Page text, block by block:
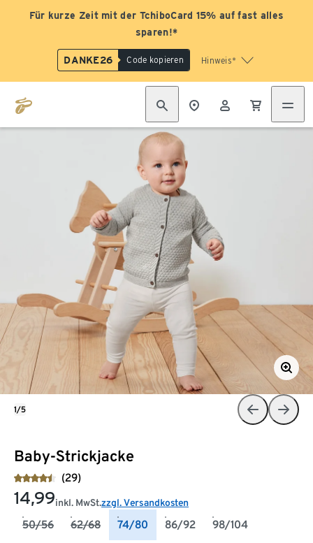
Für kurze Zeit mit der TchiboCard 15% auf fast alles
sparen!*
DANKE26 Code kopieren Hinweis*
Baby-Strickjacke
(29)
14,99inkl. MwSt.zzgl. Versandkosten
50/56 62/68 74/80 86/92 98/104
1/5